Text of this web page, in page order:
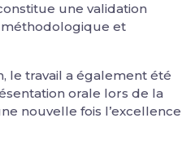
une validation
et
le travail a également été
orale lors de la
nouvelle fois l’excellence